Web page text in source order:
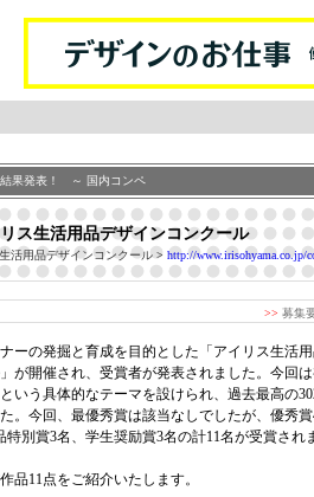
果発表！ ～ 国内コンペ
ス生活用品デザインコンクール
活用品デザインコンクール > http://www.irisohyama.co.jp/
>> 募集
ーの発掘と育成を目的とした「アイリス生活用
が開催され、受賞者が発表されました。今回
という具体的なテーマを設けられ、過去最高の
。今回、最優秀賞は該当なしでしたが、優秀
特別賞3名、学生奨励賞3名の計11名が受賞され
品11点をご紹介いたします。